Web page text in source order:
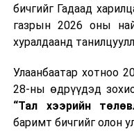
хамрагдахгүй бөгөөд
эрт илрүүлэг,
өвчний эсрэг
үргэлжилнэ гэж
Мөн бүх шатны
салбар бүрдээ
бичгийг Гадаад
газрын 2026 оны
хуралдаанд
Улаанбаатар хотноо
28-ны өдрүүдэд
“Тал хээрийн
баримт бичгийг олон